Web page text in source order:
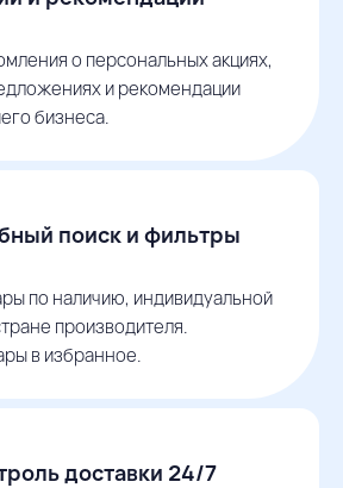
о персональных акциях,
и рекомендации
бизнеса.
поиск и фильтры
по наличию, индивидуальной
производителя.
в избранное.
доставки 24/7